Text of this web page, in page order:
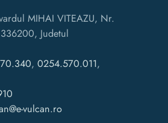
MIHAI VITEAZU, Nr.
Judetul
, 0254.570.011,
vulcan.ro